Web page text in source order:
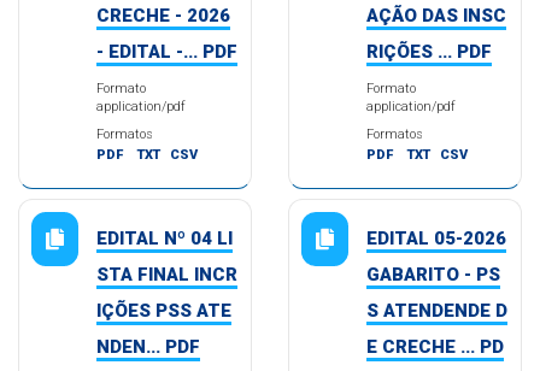
CRECHE - 2026
- EDITAL -... PDF
Formato
application/pdf
Formatos
PDF
TXT CSV
AÇÃO DAS INSC
RIÇÕES ... PDF
Formato
application/pdf
Formatos
PDF
TXT CSV
EDITAL Nº 04 LI
STA FINAL INCR
IÇÕES PSS ATE
NDEN... PDF
EDITAL 05-2026
GABARITO - PS
S ATENDENDE D
E CRECHE ... PD